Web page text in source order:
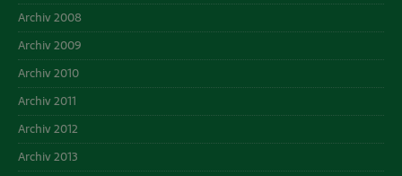
Archiv 2008
Archiv 2009
Archiv 2010
Archiv 2011
Archiv 2012
Archiv 2013